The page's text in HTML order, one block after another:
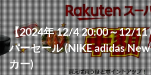
【2024年 12/4 20:00～12/11
パーセール (NIKE adidas
カー)